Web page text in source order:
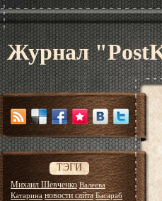
Журнал
ТЭГИ
Михаил Шевченко Валеева
Катарина новости сайта Басараб